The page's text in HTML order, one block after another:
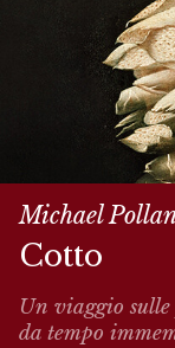
Michael
Cotto
Un viaggio
da tempo